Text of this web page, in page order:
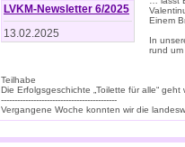
LVKM-Newsletter 6/2025
13.02.2025
Einem
In
rund
Teilhabe
Die Erfolgsgeschichte „Toilette für alle“
-------------------------------------------
Vergangene Woche konnten wir die